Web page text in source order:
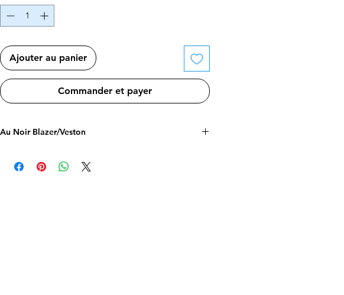
Ajouter au panier
Commander et payer
Au Noir Blazer/Veston